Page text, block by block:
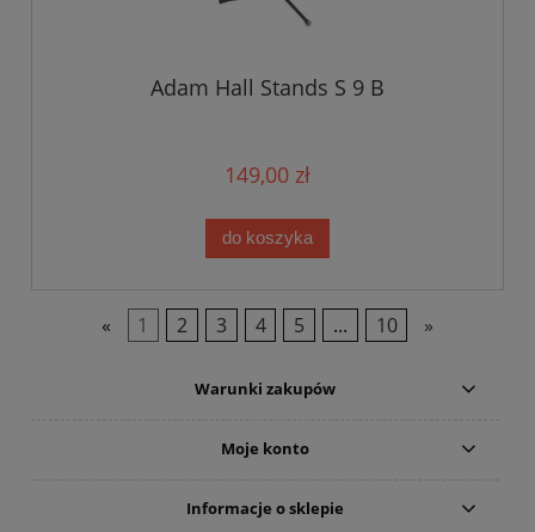
Adam Hall Stands S 9 B
149,00 zł
do koszyka
« 1 2 3 4 5 ... 10 »
Warunki zakupów
Moje konto
Informacje o sklepie